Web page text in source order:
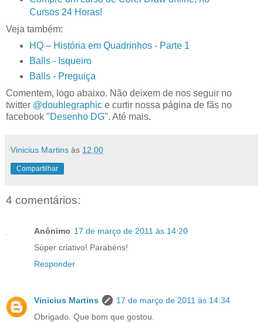
Cursos 24 Horas!
Veja também:
HQ – História em Quadrinhos - Parte 1
Balls - Isqueiro
Balls - Preguiça
Comentem, logo abaixo. Não deixem de nos seguir no
twitter @doublegraphic e curtir nossa página de fãs no
facebook "Desenho DG". Até mais.
Vinicius Martins às 12:00
Compartilhar
4 comentários:
Anônimo 17 de março de 2011 às 14:20
Súper criativo! Parabéns!
Responder
Vinicius Martins
17 de março de 2011 às 14:34
Obrigado. Que bom que gostou.